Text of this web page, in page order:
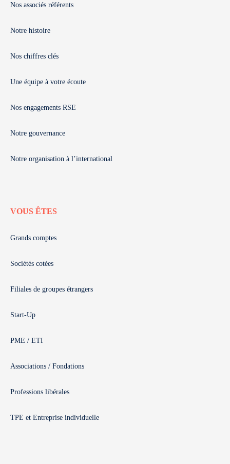
Nos associés référents
Notre histoire
Nos chiffres clés
Une équipe à votre écoute
Nos engagements RSE
Notre gouvernance
Notre organisation à l’international
VOUS ÊTES
Grands comptes
Sociétés cotées
Filiales de groupes étrangers
Start-Up
PME / ETI
Associations / Fondations
Professions libérales
TPE et Entreprise individuelle